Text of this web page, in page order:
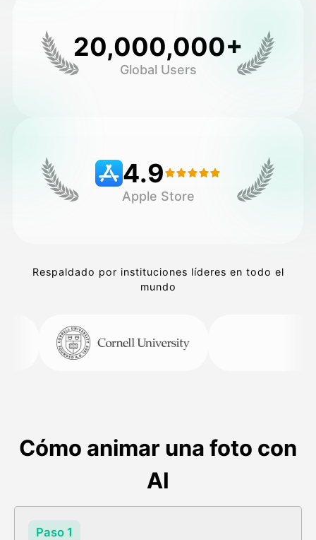
20,000,000+
Global Users
4.9
Apple Store
Respaldado por instituciones líderes en todo el
mundo
Cómo animar una foto con
AI
Paso 1